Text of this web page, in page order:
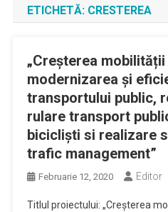
ETICHETĂ: CRESTEREA
„Creșterea
modernizarea și
transportului public,
rulare transport
bicicliști si realizare
trafic management”
Februarie 12, 2020 Editor
Titlul proiectului: „Creșterea